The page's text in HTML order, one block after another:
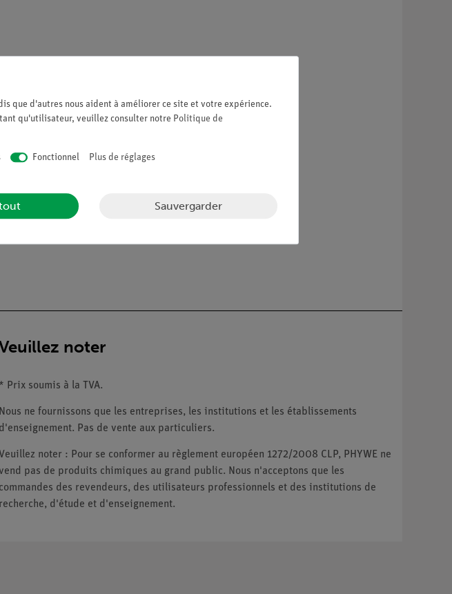
noter
* Prix soumis à la TVA.
Nous ne fournissons que les entreprises, les institutions et les établissements
d'enseignement. Pas de vente aux particuliers.
Veuillez noter : Pour se conformer au règlement européen 1272/2008 CLP, PHYWE ne
pas de produits chimiques au grand public. Nous n'acceptons que les
commandes des revendeurs, des utilisateurs professionnels et des institutions de
recherche, d'étude et d'enseignement.
que d'autres nous aident à améliorer ce site et votre expérience.
qu'utilisateur, veuillez consulter notre Politique de
Fonctionnel Plus de réglages
Sauvergarder